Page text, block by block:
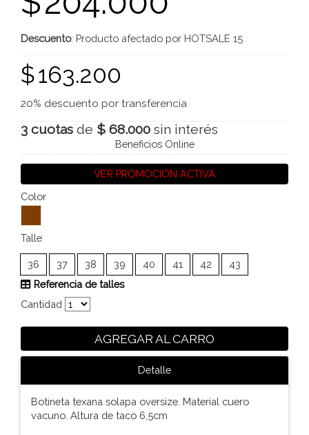
Descuento: Producto afectado por HOTSALE 15
$163.200
20% descuento por transferencia
3 cuotas de $ 68.000 sin interés
Beneficios Online
VER PROMOCIÓN ACTIVA
Color
Talle
36 37 38 39 40 41 42
43
Referencia de talles
Cantidad
AGREGAR AL CARRO
Detalle
Botineta texana solapa oversize. Material cuero
vacuno. Altura de taco 6,5cm